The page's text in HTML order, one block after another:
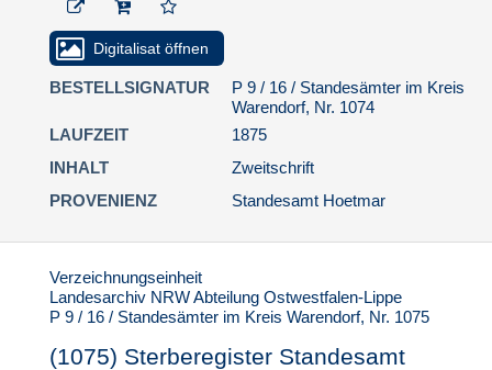
1. Standesamt Beelen
3. Standesamt Freckenhorst
4. Standesamt Füchtorf
5. Standesamt Greffen
6. Standesamt Harsewinkel
7. Standesamt Hoetmar
7.2. Heiraten
7.3. Sterbefälle
Digitalisat öffnen
BESTELLSIGNATUR
P 9 / 16 / Standesämter im Kreis
Warendorf, Nr. 1074
LAUFZEIT
1875
INHALT
Zweitschrift
PROVENIENZ
Standesamt Hoetmar
Verzeichnungseinheit
Landesarchiv NRW Abteilung Ostwestfalen-Lippe
P 9 / 16 / Standesämter im Kreis Warendorf, Nr. 1075
(1075) Sterberegister Standesamt